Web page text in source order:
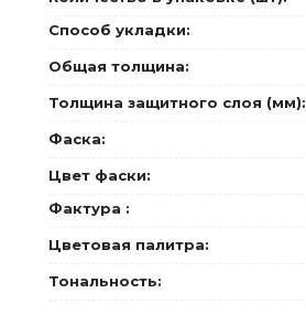
Способ укладки:
Общая толщина:
Толщина защитного слоя (мм):
Фаска:
Цвет фаски:
Фактура :
Цветовая палитра:
Тональность: